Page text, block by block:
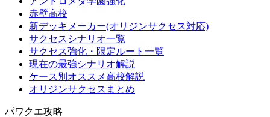
赤壁高校
新デッキメーカー(オリジンサクセス対応)
サクセスシナリオ一覧
サクセス強化・限定ルート一覧
現在の最強シナリオ解説
ケース別オススメ高校解説
オリジンサクセスまとめ
パワクエ攻略